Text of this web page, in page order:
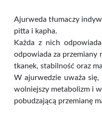
Ajurweda tłumaczy
pitta i kapha.
Każda z nich
odpowiada za przemiany
tkanek, stabilność oraz
W ajurwedzie uważa się,
wolniejszy metabolizm i
pobudzającą przemianę